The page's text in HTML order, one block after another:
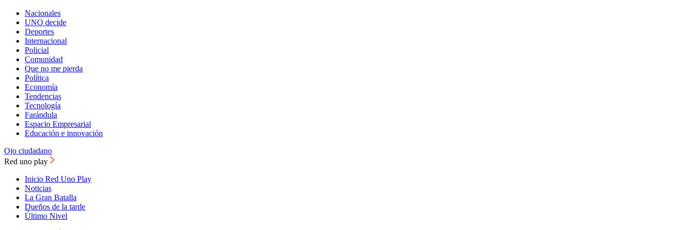
Nacionales
UNO decide
Deportes
Internacional
Policial
Comunidad
Que no me pierda
Política
Economía
Tendencias
Tecnología
Farándula
Espacio Empresarial
Educación e innovación
Ojo ciudadano
Red uno play
Inicio Red Uno Play
Noticias
La Gran Batalla
Dueños de la tarde
Último Nivel